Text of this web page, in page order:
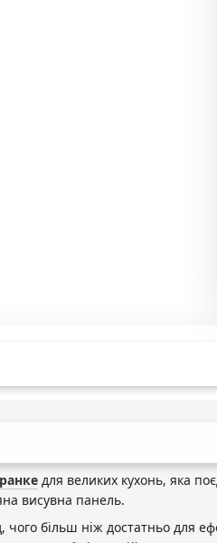
для великих кухонь, яка
висувна панель.
чого більш ніж достатньо